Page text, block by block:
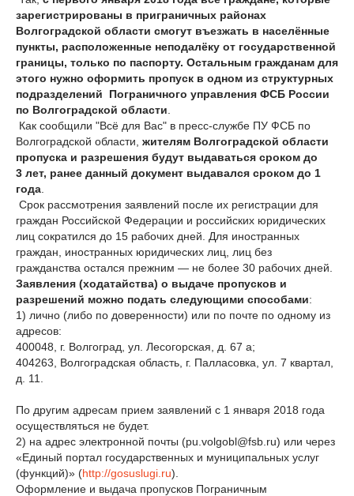
зарегистрированы в приграничных районах
Волгоградской области смогут въезжать в населённые
пункты, расположенные неподалёку от государственной
границы, только по паспорту. Остальным гражданам для
этого нужно оформить пропуск в одном из структурных
подразделений Пограничного управления ФСБ России
по Волгоградской области
Как сообщили "Всё для Вас" в пресс-службе ПУ ФСБ по
Волгоградской области, жителям Волгоградской области
пропуска и разрешения будут выдаваться сроком до
3 лет, ранее данный документ выдавался сроком до 1
года
Срок рассмотрения заявлений после их регистрации для
граждан Российской Федерации и российских юридических
лиц сократился до 15 рабочих дней. Для иностранных
граждан, иностранных юридических лиц, лиц без
гражданства остался прежним — не более 30 рабочих дней.
Заявления (ходатайства) о выдаче пропусков и
разрешений можно подать следующими способами:
1) лично (либо по доверенности) или по почте по одному из
адресов:
400048, г. Волгоград, ул. Лесогорская, д. 67 а;
404263, Волгоградская область, г. Палласовка, ул. 7 квартал,
д. 11.
По другим адресам прием заявлений с 1 января 2018 года
осуществляться не будет.
2) на адрес электронной почты (pu.volgobl@fsb.ru) или через
«Единый портал государственных и муниципальных услуг
(функций)» (http://gosuslugi.ru).
Оформление и выдача пропусков Пограничным